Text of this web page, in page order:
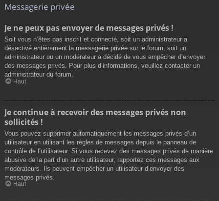
Messagerie privée
Je ne peux pas envoyer de messages privés !
Soit vous n’êtes pas inscrit et connecté, soit un administrateur a
désactivé entièrement la messagerie privée sur le forum, soit un
administrateur ou un modérateur a décidé de vous empêcher d’envoyer
des messages privés. Pour plus d’informations, veuillez contacter un
administrateur du forum.
Haut
Je continue à recevoir des messages privés non
sollicités !
Vous pouvez supprimer automatiquement les messages privés d’un
utilisateur en utilisant les règles de messages depuis le panneau de
contrôle de l’utilisateur. Si vous recevez des messages privés de manière
abusive de la part d’un autre utilisateur, rapportez ces messages aux
modérateurs. Ils peuvent empêcher un utilisateur d’envoyer des
messages privés.
Haut